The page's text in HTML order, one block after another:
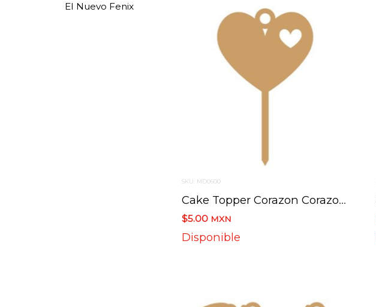
El Nuevo Fenix
SKU: MD0600
Cake Topper Corazon Corazon 7 X 11.6 Cm
$5.00 MXN
Disponible